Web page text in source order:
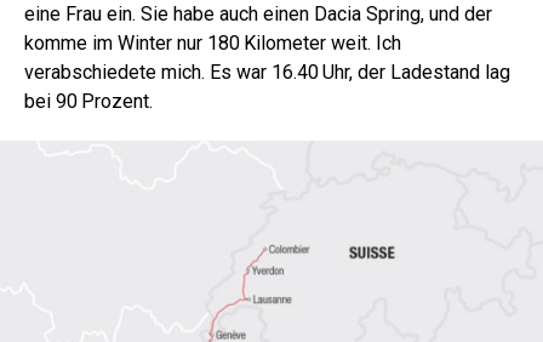
eine Frau ein. Sie habe auch einen Dacia Spring, und der
komme im Winter nur 180 Kilometer weit. Ich
verabschiedete mich. Es war 16.40 Uhr, der Ladestand lag
bei 90 Prozent.